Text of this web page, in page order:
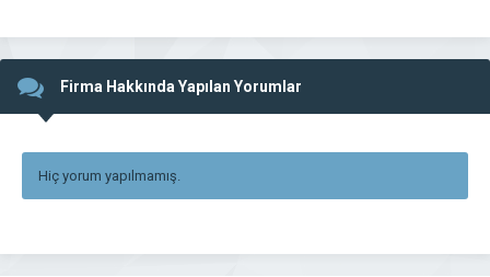
Firma Hakkında Yapılan Yorumlar
Hiç yorum yapılmamış.